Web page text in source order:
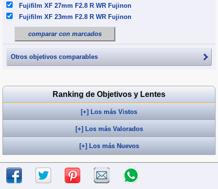
Fujifilm XF 27mm F2.8 R WR Fujinon
Fujifilm XF 23mm F2.8 R WR Fujinon
comparar con marcados
Otros objetivos comparables
Ranking de Objetivos y Lentes
[+] Los más Vistos
[+] Los más Valorados
[+] Los más Nuevos